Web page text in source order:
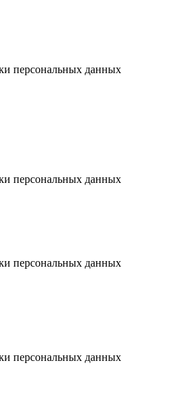
персональных данных
персональных данных
персональных данных
персональных данных